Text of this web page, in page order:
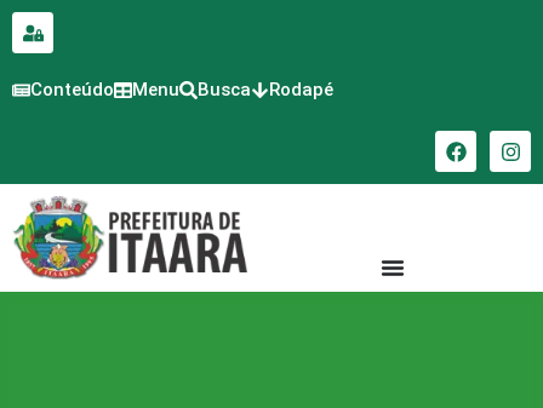
conteúdo
Conteúdo Menu Busca Rodapé